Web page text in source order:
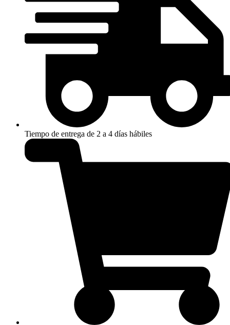
Tiempo de entrega de 2 a 4 días hábiles